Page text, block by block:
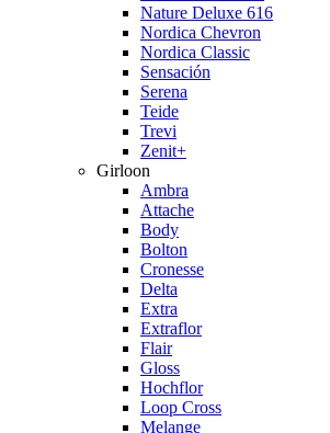
Nature Deluxe 616
Nordica Chevron
Nordica Classic
Sensación
Serena
Teide
Trevi
Zenit+
Girloon
Ambra
Attache
Body
Bolton
Cronesse
Delta
Extra
Extraflor
Flair
Gloss
Hochflor
Loop Cross
Melange